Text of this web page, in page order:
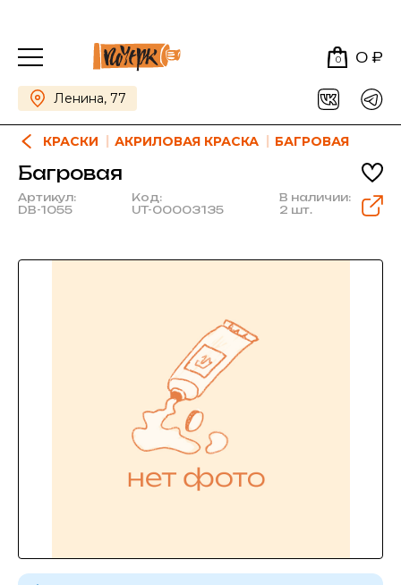
0 0 ₽
Ленина, 77
КРАСКИ АКРИЛОВАЯ КРАСКА БАГРОВАЯ
Багровая
Артикул:
DB-1055
Код:
UT-00003135
В наличии:
2 шт.